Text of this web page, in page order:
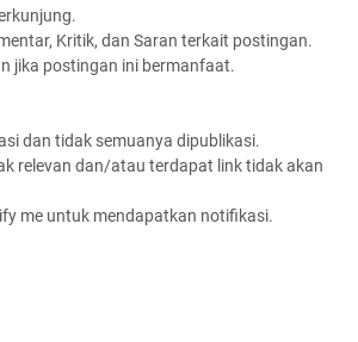
Kritik, dan Saran terkait postingan.
jika postingan ini bermanfaat.
dan tidak semuanya dipublikasi.
relevan dan/atau terdapat link tidak akan
me untuk mendapatkan notifikasi.